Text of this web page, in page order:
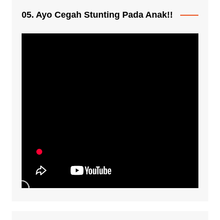
05. Ayo Cegah Stunting Pada Anak!!